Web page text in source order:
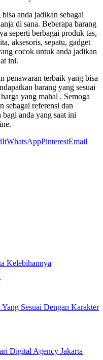
anda jadikan sebagai
di sana. Beberapa barang
seperti berbagai produk tas,
aksesoris, sepatu, gadget
cocok untuk anda jadikan
ini.
penawaran terbaik yang bisa
barang yang sesuai
yang mahal . Semoga
sebagai referensi dan
anda yang saat ini
WhatsAppPinterestEmail
Kelebihannya
Sesuai Dengan Karakter
Digital Agency Jakarta